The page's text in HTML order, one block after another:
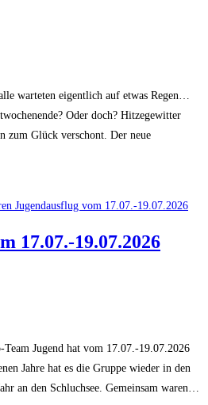
warteten eigentlich auf etwas Regen…
Oder doch? Hitzegewitter
zum Glück verschont. Der neue
17.07.-19.07.2026
Jugend hat vom 17.07.-19.07.2026
Jahre hat es die Gruppe wieder in den
an den Schluchsee. Gemeinsam waren…